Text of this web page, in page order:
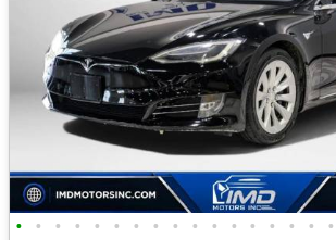
• • • • • • • • • • • • • • • • •